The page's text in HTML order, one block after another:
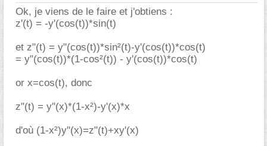
Ok, je viens de le faire et j'obtiens :
z'(t) = -y'(cos(t))*sin(t)
et z"(t) = y"(cos(t))*sin²(t)-y'(cos(t))*cos(t)
= y"(cos(t))*(1-cos²(t)) - y'(cos(t))*cos(t)
or x=cos(t), donc
z"(t) = y"(x)*(1-x²)-y'(x)*x
d'où (1-x²)y"(x)=z"(t)+xy'(x)